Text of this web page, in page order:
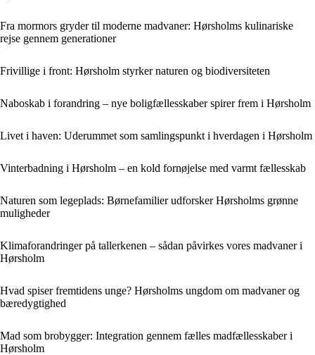
Fra mormors gryder til moderne madvaner: Hørsholms kulinariske
rejse gennem generationer
Frivillige i front: Hørsholm styrker naturen og biodiversiteten
Naboskab i forandring – nye boligfællesskaber spirer frem i Hørsholm
Livet i haven: Uderummet som samlingspunkt i hverdagen i Hørsholm
Vinterbadning i Hørsholm – en kold fornøjelse med varmt fællesskab
Naturen som legeplads: Børnefamilier udforsker Hørsholms grønne
muligheder
Klimaforandringer på tallerkenen – sådan påvirkes vores madvaner i
Hørsholm
Hvad spiser fremtidens unge? Hørsholms ungdom om madvaner og
bæredygtighed
Mad som brobygger: Integration gennem fælles madfællesskaber i
Hørsholm